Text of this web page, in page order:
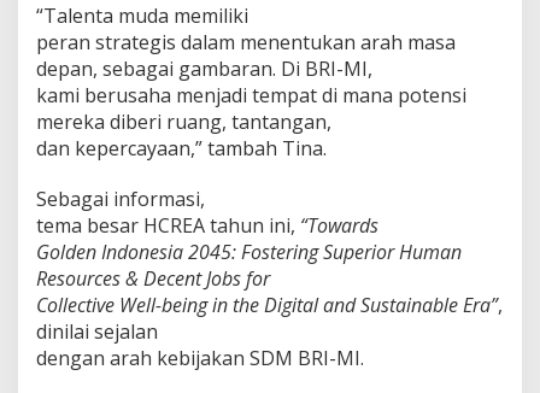
“Talenta muda memiliki
peran strategis dalam menentukan arah masa
depan, sebagai gambaran. Di BRI-MI,
kami berusaha menjadi tempat di mana potensi
mereka diberi ruang, tantangan,
dan kepercayaan,” tambah Tina.
Sebagai informasi,
tema besar HCREA tahun ini, “Towards
Golden Indonesia 2045: Fostering Superior Human
Resources & Decent Jobs for
Collective Well-being in the Digital and Sustainable Era”,
dinilai sejalan
dengan arah kebijakan SDM BRI-MI.